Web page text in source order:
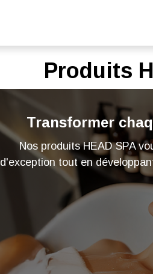
Produits
Transformer
Nos produits HEAD SPA
d'exception tout en